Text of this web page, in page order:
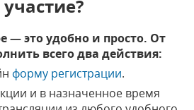
— это удобно и просто. От
всего два действия:
форму регистрации.
и в назначенное время